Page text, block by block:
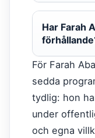
Har Farah
För Farah
sedda
tydlig: hon
under
och egna